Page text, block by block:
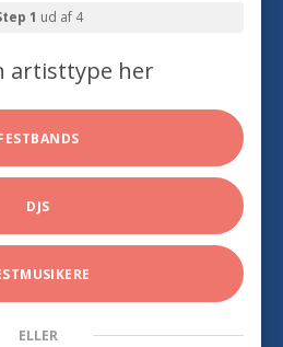
1 ud af 4
artisttype her
DJS
ELLER